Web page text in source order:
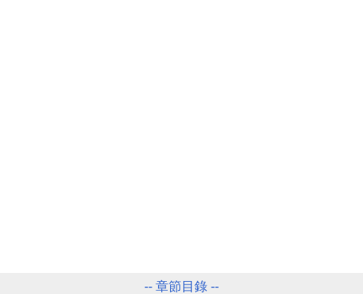
-- 章節目錄 --